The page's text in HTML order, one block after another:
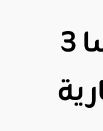
3 ــ أما فرنسا